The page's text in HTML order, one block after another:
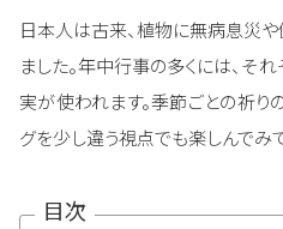
日本人は古来、植物に無病息災
ました。年中行事の多くには、そ
実が使われます。季節ごとの祈り
グを少し違う視点でも楽しんでみ
目次